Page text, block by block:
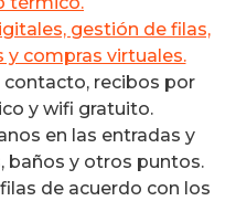
gestión de filas,
compras virtuales.
recibos por
y wifi gratuito.
en las entradas y
baños y otros puntos.
de acuerdo con los